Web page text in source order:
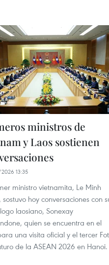
ministros de
y Laos sostienen
13:35
ministro vietnamita, Le Minh
sostuvo hoy conversaciones con
laosiano, Sonexay
quien se encuentra en el
una visita oficial y el tercer
de la ASEAN 2026 en Hanoi.